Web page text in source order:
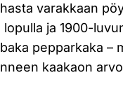
varakkaan
ja 1900-
pepparkaka –
kaakaon